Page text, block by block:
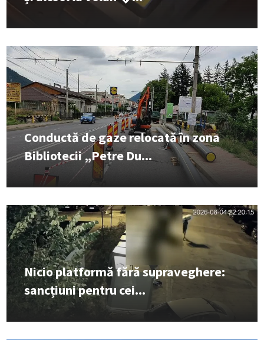
Conductă de gaze relocată în zona
Bibliotecii „Petre Du...
Nicio platformă fără supraveghere:
sancțiuni pentru cei...